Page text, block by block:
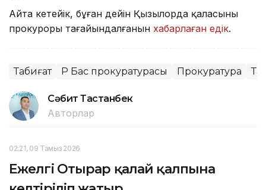
Айта кетейік, бұған дейін Қызылорда қаласының
прокуроры тағайындалғанын хабарлаған едік.
Табиғат ҚР Бас прокуратурасы Прокуратура
Сәбит Тастанбек
Авторлар
02:21, 09 Тамыз 2026
Ежелгі Отырар қалай қалпына